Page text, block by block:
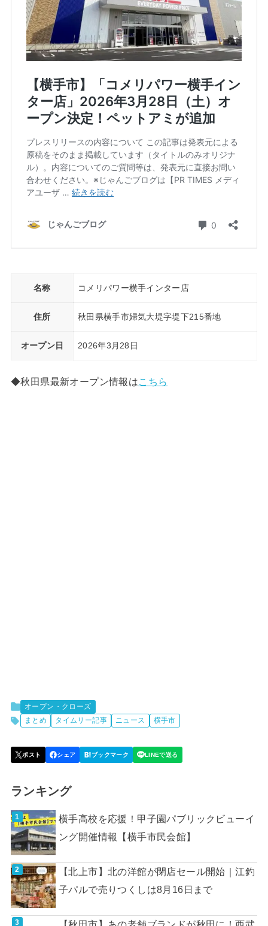
名称 コメリパワー横手インター店
住所 秋田県横手市婦気大堤字堤下215番地
オープン日 2026年3月28日
◆秋田県最新オープン情報はこちら
オープン・クローズ
まとめ
タイムリー記事 ニュース 横手市
ランキング
横手高校を応援！甲子園パブリックビューイ
ング開催情報【横手市民会館】
【北上市】北の洋館が閉店セール開始｜江釣
子パルで売りつくしは8月16日まで